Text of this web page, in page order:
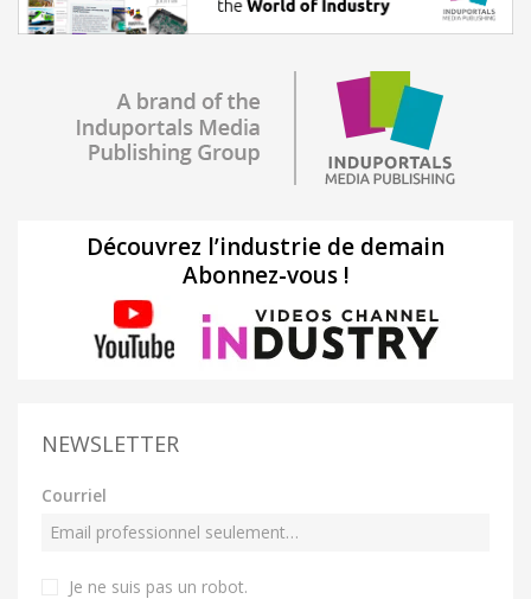
Découvrez l’industrie de demain
Abonnez-vous !
NEWSLETTER
Courriel
Je ne suis pas un robot.